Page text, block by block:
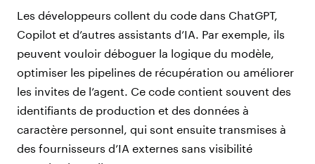
Les développeurs collent du code dans ChatGPT,
Copilot et d’autres assistants d’IA. Par exemple, ils
peuvent vouloir déboguer la logique du modèle,
optimiser les pipelines de récupération ou améliorer
les invites de l’agent. Ce code contient souvent des
identifiants de production et des données à
caractère personnel, qui sont ensuite transmises à
des fournisseurs d’IA externes sans visibilité